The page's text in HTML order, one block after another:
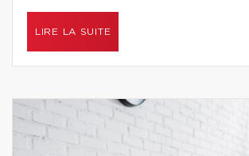
LIRE LA SUITE